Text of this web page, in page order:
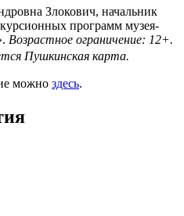
Злокович, начальник
программ музея-
Возрастное ограничение: 12+.
Пушкинская карта.
можно здесь.